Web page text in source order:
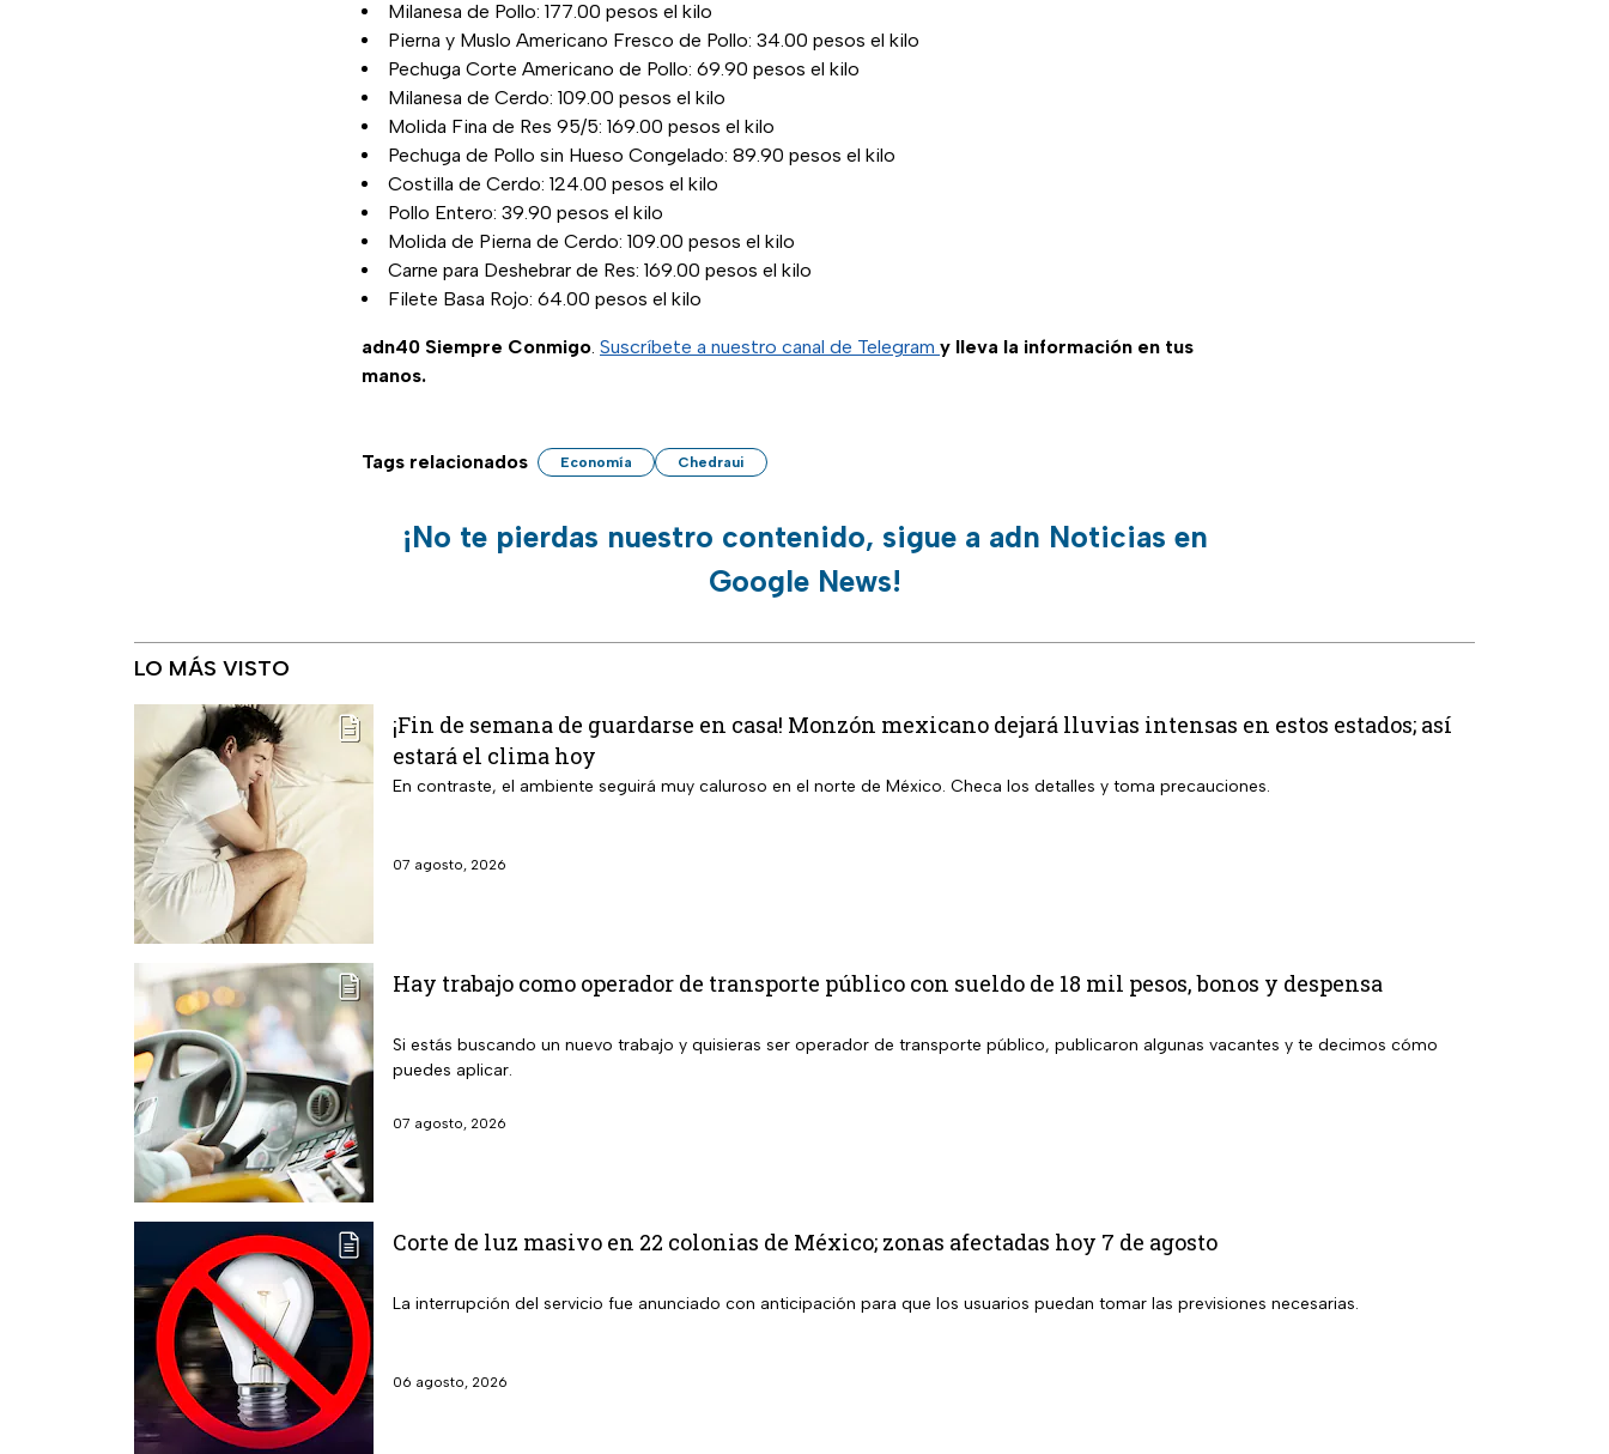
Milanesa de Pollo: 177.00 pesos el kilo
Pierna y Muslo Americano Fresco de Pollo: 34.00 pesos el kilo
Pechuga Corte Americano de Pollo: 69.90 pesos el kilo
Milanesa de Cerdo: 109.00 pesos el kilo
Molida Fina de Res 95/5: 169.00 pesos el kilo
Pechuga de Pollo sin Hueso Congelado: 89.90 pesos el kilo
Costilla de Cerdo: 124.00 pesos el kilo
Pollo Entero: 39.90 pesos el kilo
Molida de Pierna de Cerdo: 109.00 pesos el kilo
Carne para Deshebrar de Res: 169.00 pesos el kilo
Filete Basa Rojo: 64.00 pesos el kilo
adn40 Siempre Conmigo. Suscríbete a nuestro canal de Telegram y lleva la información en tus
manos.
Tags relacionados Economía Chedraui
¡No te pierdas nuestro contenido, sigue a adn Noticias en
Google News!
LO MÁS VISTO
¡Fin de semana de guardarse en casa! Monzón mexicano dejará lluvias intensas en estos estados; así
estará el clima hoy
En contraste, el ambiente seguirá muy caluroso en el norte de México. Checa los detalles y toma precauciones.
07 agosto, 2026
Hay trabajo como operador de transporte público con sueldo de 18 mil pesos, bonos y despensa
Si estás buscando un nuevo trabajo y quisieras ser operador de transporte público, publicaron algunas vacantes y te decimos cómo
puedes aplicar.
07 agosto, 2026
Corte de luz masivo en 22 colonias de México; zonas afectadas hoy 7 de agosto
La interrupción del servicio fue anunciado con anticipación para que los usuarios puedan tomar las previsiones necesarias.
06 agosto, 2026